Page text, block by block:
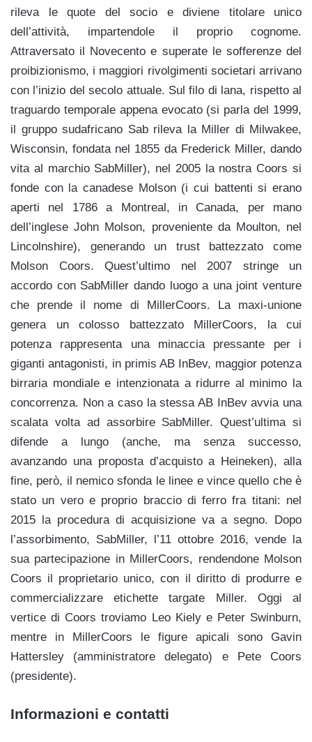
rileva le quote del socio e diviene titolare unico
dell’attività, impartendole il proprio cognome.
Attraversato il Novecento e superate le sofferenze del
proibizionismo, i maggiori rivolgimenti societari arrivano
con l’inizio del secolo attuale. Sul filo di lana, rispetto al
traguardo temporale appena evocato (si parla del 1999,
il gruppo sudafricano Sab rileva la Miller di Milwakee,
Wisconsin, fondata nel 1855 da Frederick Miller, dando
vita al marchio SabMiller), nel 2005 la nostra Coors si
fonde con la canadese Molson (i cui battenti si erano
aperti nel 1786 a Montreal, in Canada, per mano
dell’inglese John Molson, proveniente da Moulton, nel
Lincolnshire), generando un trust battezzato come
Molson Coors. Quest’ultimo nel 2007 stringe un
accordo con SabMiller dando luogo a una joint venture
che prende il nome di MillerCoors. La maxi-unione
genera un colosso battezzato MillerCoors, la cui
potenza rappresenta una minaccia pressante per i
giganti antagonisti, in primis AB InBev, maggior potenza
birraria mondiale e intenzionata a ridurre al minimo la
concorrenza. Non a caso la stessa AB InBev avvia una
scalata volta ad assorbire SabMiller. Quest’ultima si
difende a lungo (anche, ma senza successo,
avanzando una proposta d’acquisto a Heineken), alla
fine, però, il nemico sfonda le linee e vince quello che è
stato un vero e proprio braccio di ferro fra titani: nel
2015 la procedura di acquisizione va a segno. Dopo
l’assorbimento, SabMiller, l’11 ottobre 2016, vende la
sua partecipazione in MillerCoors, rendendone Molson
Coors il proprietario unico, con il diritto di produrre e
commercializzare etichette targate Miller. Oggi al
vertice di Coors troviamo Leo Kiely e Peter Swinburn,
mentre in MillerCoors le figure apicali sono Gavin
Hattersley (amministratore delegato) e Pete Coors
(presidente).
Informazioni e contatti